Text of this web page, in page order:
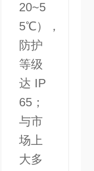
20~5
5℃），
防护
等级
达 IP
65；
与市
场上
大多